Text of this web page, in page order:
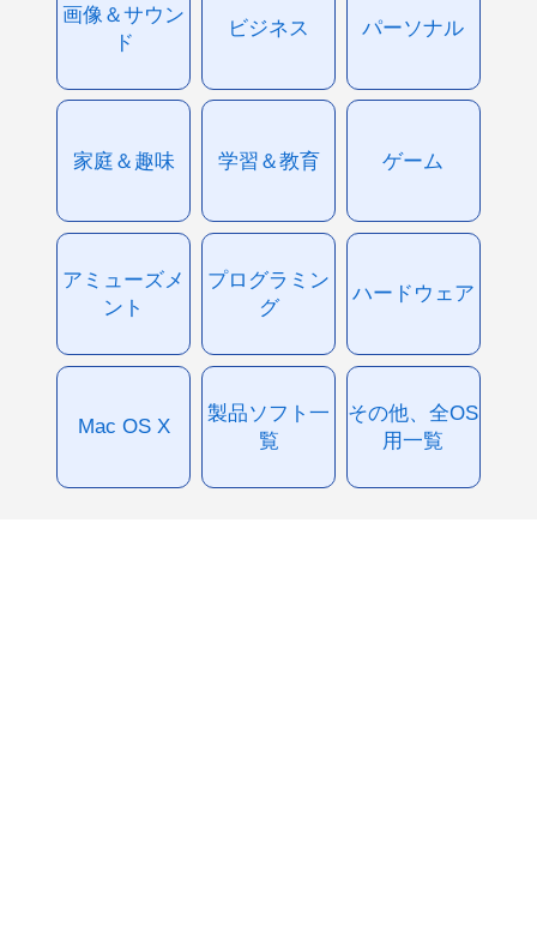
画像＆サウン
ド
ビジネス パーソナル
家庭＆趣味 学習＆教育 ゲーム
アミューズメ
ント
プログラミン
グ
ハードウェア
Mac OS X
製品ソフト一
覧
その他、全OS
用一覧